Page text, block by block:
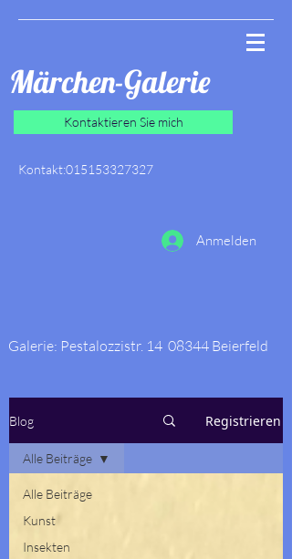
Märchen-Galerie
Kontaktieren Sie mich
Kontakt:015153327327
Anmelden
Galerie: Pestalozzistr. 14 08344 Beierfeld
Blog Registrieren
Alle Beiträge
Kunst
Insekten
Alle Beiträge